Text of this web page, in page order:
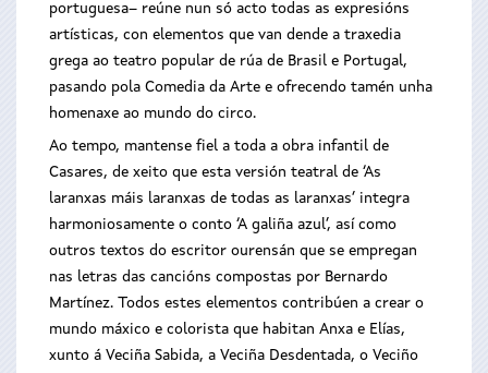
portuguesa– reúne nun só acto todas as expresións
artísticas, con elementos que van dende a traxedia
grega ao teatro popular de rúa de Brasil e Portugal,
pasando pola Comedia da Arte e ofrecendo tamén unha
homenaxe ao mundo do circo.
Ao tempo, mantense fiel a toda a obra infantil de
Casares, de xeito que esta versión teatral de ‘As
laranxas máis laranxas de todas as laranxas’ integra
harmoniosamente o conto ‘A galiña azul’, así como
outros textos do escritor ourensán que se empregan
nas letras das cancións compostas por Bernardo
Martínez. Todos estes elementos contribúen a crear o
mundo máxico e colorista que habitan Anxa e Elías,
xunto á Veciña Sabida, a Veciña Desdentada, o Veciño